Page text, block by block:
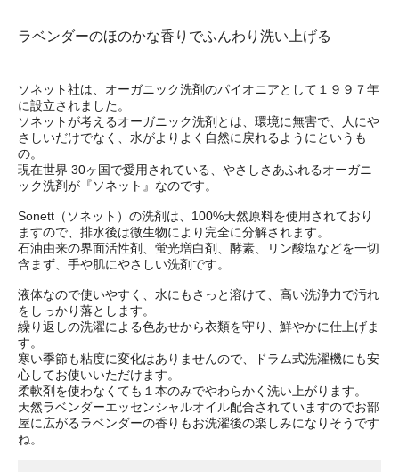
ラベンダーのほのかな香りでふんわり洗い上げる
ソネット社は、オーガニック洗剤のパイオニアとして１９９７年
に設立されました。
ソネットが考えるオーガニック洗剤とは、環境に無害で、人にや
さしいだけでなく、水がよりよく自然に戻れるようにというも
の。
現在世界 30ヶ国で愛用されている、やさしさあふれるオーガニ
ック洗剤が『ソネット』なのです。
Sonett（ソネット）の洗剤は、100%天然原料を使用されており
ますので、排水後は微生物により完全に分解されます。
石油由来の界面活性剤、蛍光増白剤、酵素、リン酸塩などを一切
含まず、手や肌にやさしい洗剤です。
液体なので使いやすく、水にもさっと溶けて、高い洗浄力で汚れ
をしっかり落とします。
繰り返しの洗濯による色あせから衣類を守り、鮮やかに仕上げま
す。
寒い季節も粘度に変化はありませんので、ドラム式洗濯機にも安
心してお使いいただけます。
柔軟剤を使わなくても１本のみでやわらかく洗い上がります。
天然ラベンダーエッセンシャルオイル配合されていますのでお部
屋に広がるラベンダーの香りもお洗濯後の楽しみになりそうです
ね。